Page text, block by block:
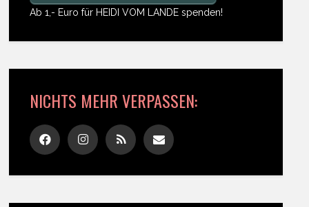
Ab 1,- Euro für HEIDI VOM LANDE spenden!
NICHTS MEHR VERPASSEN: